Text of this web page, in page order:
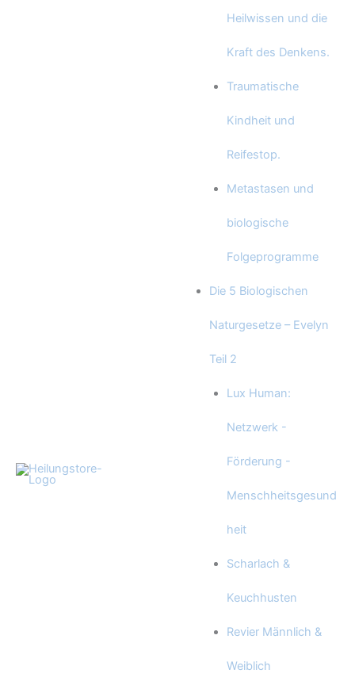
Heilwissen und die
Kraft des Denkens.
Traumatische
Kindheit und
Reifestop.
Metastasen und
biologische
Folgeprogramme
Die 5 Biologischen
Naturgesetze – Evelyn
Teil 2
Lux Human:
Netzwerk -
Förderung -
Menschheitsgesund
heit
Scharlach &
Keuchhusten
Revier Männlich &
Weiblich